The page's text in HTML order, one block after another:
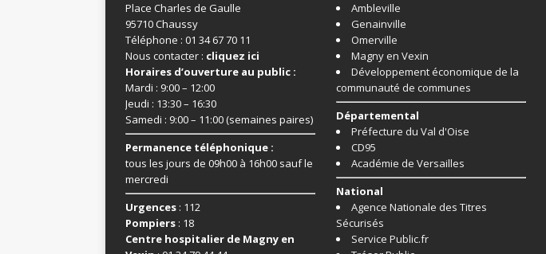
Place Charles de Gaulle
95710 Chaussy
Téléphone : 01 34 67 70 11
Nous contacter : cliquez ici
Horaires d’ouverture au public :
Mardi : 9:00 – 12:00
Jeudi : 13:30 – 16:30
Samedi : 9:00 – 11:00 (semaines paires)
Permanence téléphonique :
tous les jours de 09h00 à 16h00 sauf le
mercredi
Urgences : 112
Pompiers : 18
Centre hospitalier de Magny en
Ambleville
Genainville
Omerville
Magny en Vexin
Développement économique de la
communauté de communes
Départemental
Préfecture du Val d'Oise
CD95
Académie de Versailles
National
Agence Nationale des Titres
Sécurisés
Service Public.fr